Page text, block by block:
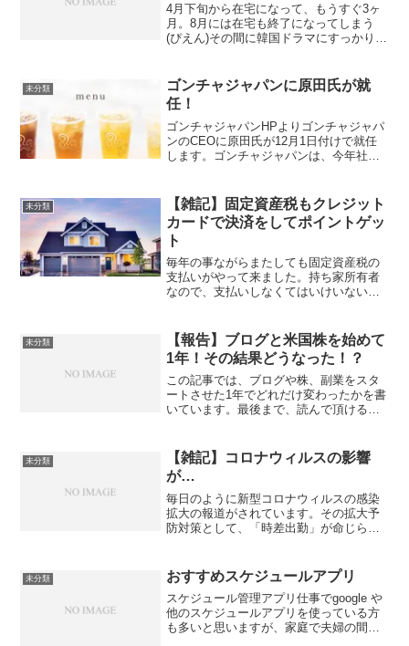
4月下旬から在宅になって、もうすぐ3ヶ
月。8月には在宅も終了になってしまう
(ぴえん)その間に韓国ドラマにすっかりハ
やっている韓国ドラマ枠をおばあちゃん
の家に泊...
未分類
ゴンチャジャパンに原田氏が就
任！
ゴンチャジャパンHPよりゴンチャジャパ
ンのCEOに原田氏が12月1日付けで就任
します。ゴンチャジャパンは、今年社会
1,100店舗を展開しています。日本には、
2015年...
未分類
【雑記】固定資産税もクレジット
カードで決済をしてポイントゲッ
ト
毎年の事ながらまたしても固定資産税の
支払いがやって来ました。持ち家所有者
なので、支払いしなくてはいけいないと
うならお得に！これまで固定資産税など
の支払いは、指定の用紙を...
未分類
【報告】ブログと米国株を始めて
1年！その結果どうなった！？
この記事では、ブログや株、副業をスタ
ートさせた1年でどれだけ変わったかを書
いています。最後まで、読んで頂けると
スタートしました。まず始めにブログ。
ブログを始めよ...
未分類
【雑記】コロナウィルスの影響
が…
毎日のように新型コロナウィルスの感染
拡大の報道がされています。その拡大予
防対策として、「時差出勤」が命じられ
トはテレワークですが…1番の対策として
は、テレワークが最善策...
未分類 おすすめスケジュールアプリ
スケジュール管理アプリ仕事でgoogle や
他のスケジュールアプリを使っている方
も多いと思いますが、家庭で夫婦の間で